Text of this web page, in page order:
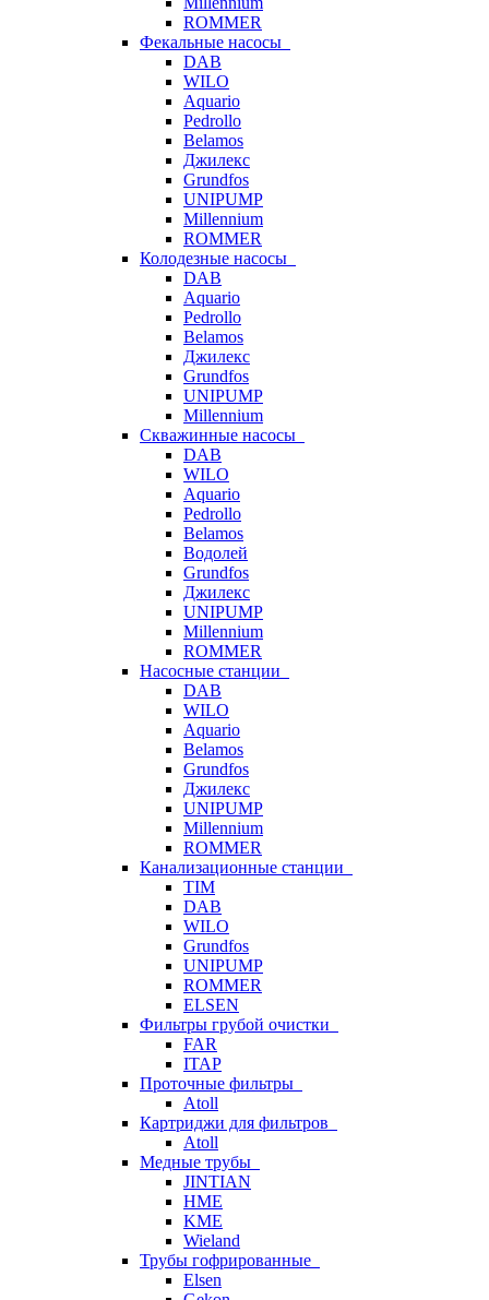
ROMMER
Фекальные насосы
DAB
WILO
Aquario
Pedrollo
Belamos
Джилекс
Grundfos
UNIPUMP
Millennium
ROMMER
Колодезные насосы
DAB
Aquario
Pedrollo
Belamos
Джилекс
Grundfos
UNIPUMP
Millennium
Скважинные насосы
DAB
WILO
Aquario
Pedrollo
Belamos
Водолей
Grundfos
Джилекс
UNIPUMP
Millennium
ROMMER
Насосные станции
DAB
WILO
Aquario
Belamos
Grundfos
Джилекс
UNIPUMP
Millennium
ROMMER
Канализационные станции
TIM
DAB
WILO
Grundfos
UNIPUMP
ROMMER
ELSEN
Фильтры грубой очистки
FAR
ITAP
Проточные фильтры
Atoll
Картриджи для фильтров
Atoll
Медные трубы
JINTIAN
HME
KME
Wieland
Трубы гофрированные
Elsen